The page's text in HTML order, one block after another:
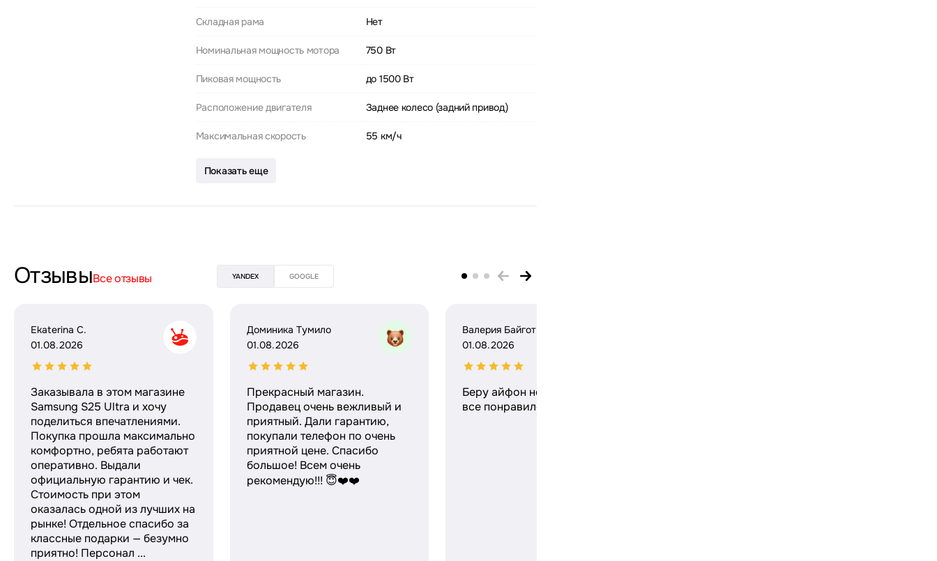
Складная рама Нет
Номинальная мощность мотора 750 Вт
Пиковая мощность до 1500 Вт
Расположение двигателя Заднее колесо (задний привод)
Максимальная скорость 55 км/ч
Показать еще
ОтзывыВсе отзывы YANDEX GOOGLE
Ekaterina C.
01.08.2026
Заказывала в этом магазине
Samsung S25 Ultra и хочу
поделиться впечатлениями.
Покупка прошла максимально
комфортно, ребята работают
оперативно. Выдали
официальную гарантию и чек.
Стоимость при этом
оказалась одной из лучших на
рынке! Отдельное спасибо за
классные подарки — безумно
приятно! Персонал ...
Доминика Тумило
01.08.2026
Прекрасный магазин.
Продавец очень вежливый и
приятный. Дали гарантию,
покупали телефон по очень
приятной цене. Спасибо
большое! Всем очень
рекомендую!!! 😇❤️❤️
Валерия Байгот
01.08.2026
Беру айфон не в первый раз,
все понравилось)